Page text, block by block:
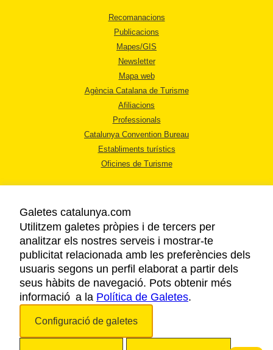
Recomanacions
Publicacions
Mapes/GIS
Newsletter
Mapa web
Agència Catalana de Turisme
Afiliacions
Professionals
Catalunya Convention Bureau
Establiments turístics
Oficines de Turisme
AVÍS LEGAL
POLÍTICA DE PRIVACITAT
COOKIES
ACCESSIBILITAT
Galetes catalunya.com
Utilitzem galetes pròpies i de tercers per
analitzar els nostres serveis i mostrar-te
publicitat relacionada amb les preferències dels
usuaris segons un perfil elaborat a partir dels
seus hàbits de navegació. Pots obtenir més
informació a la Política de Galetes.
Configuració de galetes